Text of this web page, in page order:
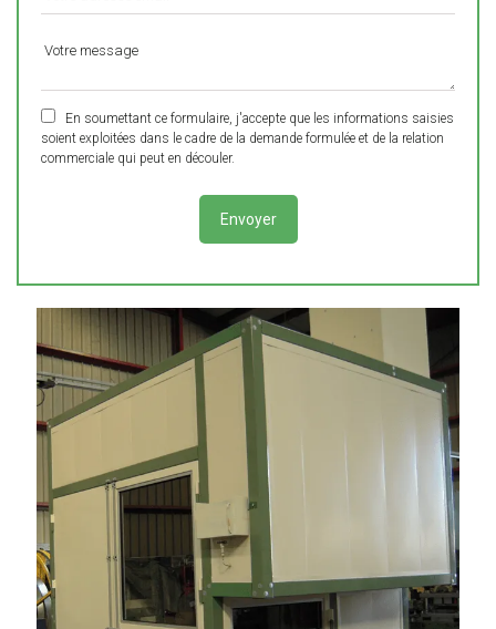
En soumettant ce formulaire, j'accepte que les informations saisies
soient exploitées dans le cadre de la demande formulée et de la relation
commerciale qui peut en découler.